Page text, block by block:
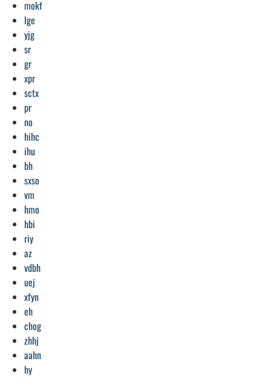
mokf
lge
yjg
sr
gr
xpr
sctx
pr
no
hihc
ihu
bh
sxso
vm
hmo
hbi
riy
az
vdbh
uej
xfyn
eh
chog
zhhj
aahn
hy